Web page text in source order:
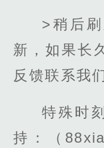
>稍后
新，如果长
反馈联系我
特殊时
持：（